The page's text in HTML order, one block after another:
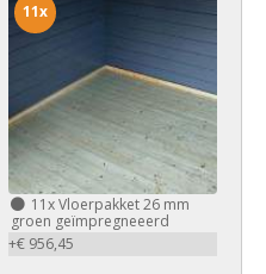
11xVloerpakket 26 mm
groen geïmpregneeerd
+€ 956,45
11x